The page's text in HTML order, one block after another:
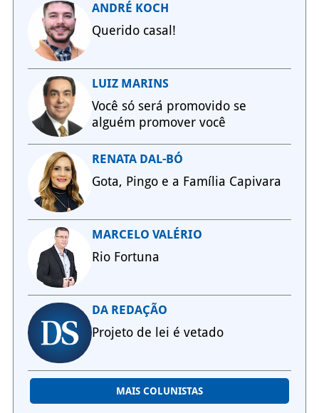
ANDRÉ KOCH
Querido casal!
LUIZ MARINS
Você só será promovido se
alguém promover você
RENATA DAL-BÓ
Gota, Pingo e a Família Capivara
MARCELO VALÉRIO
Rio Fortuna
DA REDAÇÃO
Projeto de lei é vetado
MAIS COLUNISTAS